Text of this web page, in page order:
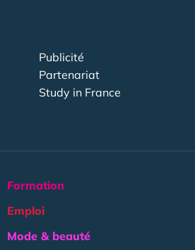
Publicité
Partenariat
Study in France
Formation
Emploi
Mode & beauté